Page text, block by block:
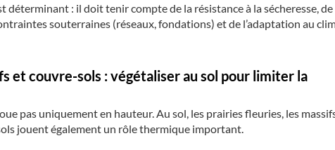
déterminant : il doit tenir compte de la résistance à la sécheresse, de
souterraines (réseaux, fondations) et de l’adaptation au
et couvre-sols : végétaliser au sol pour limiter la
pas uniquement en hauteur. Au sol, les prairies fleuries, les
jouent également un rôle thermique important.